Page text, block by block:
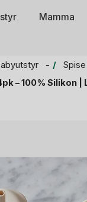
Mamma
– 100% Silikon